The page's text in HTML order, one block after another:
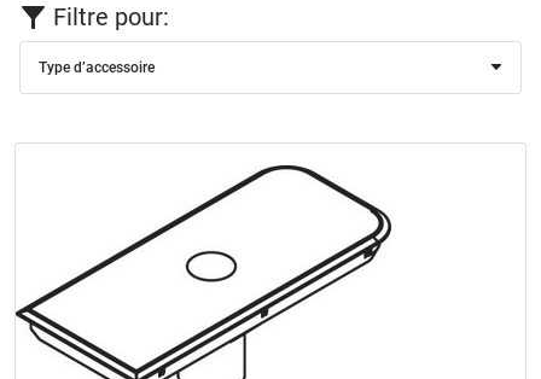
Filtre pour:
Type d’accessoire